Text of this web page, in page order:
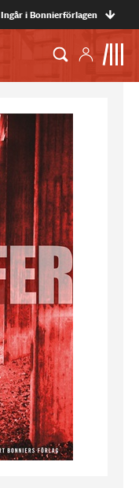
Ingår i Bonnierförlagen